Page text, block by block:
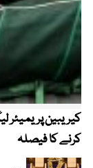
کرنے کا فیصلہ